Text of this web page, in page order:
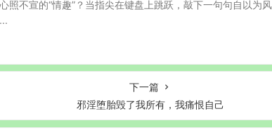
照不宣的“情趣”？当指尖在键盘上跳跃，敲下一句句自以为风
下一篇
邪淫堕胎毁了我所有，我痛恨自己